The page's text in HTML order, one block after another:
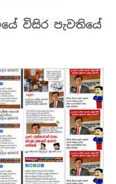
විසිර පැවතියේ